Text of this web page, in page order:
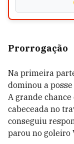
Prorrogação
Na primeira
dominou a
A grande
cabeceada no
conseguiu
parou no goleiro